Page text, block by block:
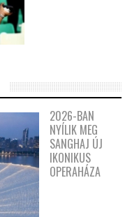
2026-BAN
NYÍLIK MEG
SANGHAJ ÚJ
IKONIKUS
OPERAHÁZA